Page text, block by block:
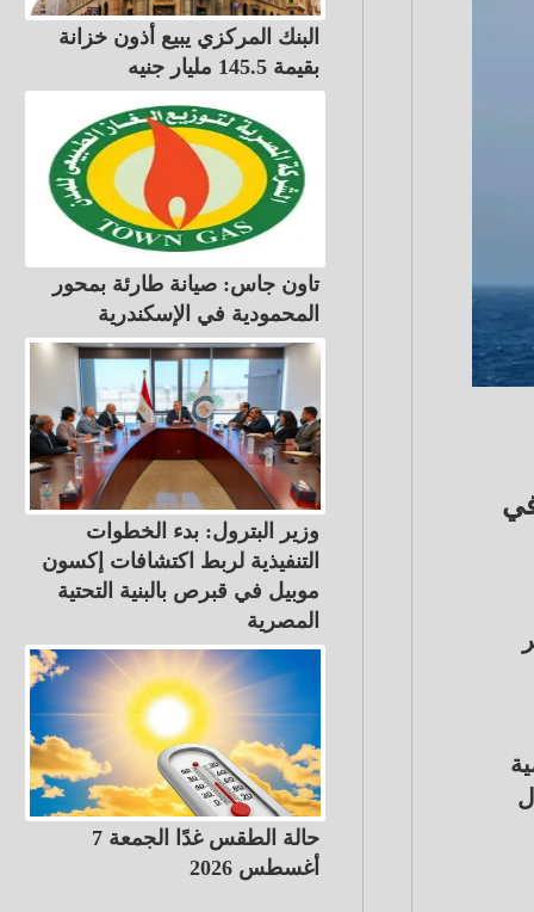
في
البنك المركزي يبيع أذون خزانة
بقيمة 145.5 مليار جنيه
تاون جاس: صيانة طارئة بمحور
المحمودية في الإسكندرية
وزير البترول: بدء الخطوات
التنفيذية لربط اكتشافات إكسون
موبيل في قبرص بالبنية التحتية
المصرية
حالة الطقس غدًا الجمعة 7
أغسطس 2026